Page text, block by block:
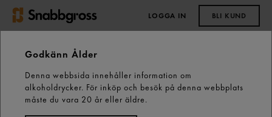
LOGGA IN BLI KUND
Start Kall dryck
Läsk
Sprite Zero Sugar Läsk Burk 33cl Sprite Zero
Godkänn Ålder
Denna webbsida innehåller information om
alkoholdrycker. För inköp och besök på denna webbplats
måste du vara 20 år eller äldre.